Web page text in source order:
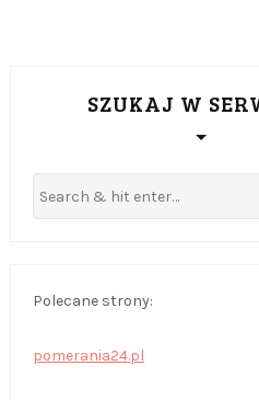
SZUKAJ W
Polecane strony:
pomerania24.pl